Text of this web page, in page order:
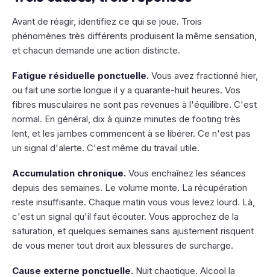
Avant de réagir, identifiez ce qui se joue. Trois
phénomènes très différents produisent la même sensation,
et chacun demande une action distincte.
Fatigue résiduelle ponctuelle. Vous avez fractionné hier,
ou fait une sortie longue il y a quarante-huit heures. Vos
fibres musculaires ne sont pas revenues à l'équilibre. C'est
normal. En général, dix à quinze minutes de footing très
lent, et les jambes commencent à se libérer. Ce n'est pas
un signal d'alerte. C'est même du travail utile.
Accumulation chronique. Vous enchaînez les séances
depuis des semaines. Le volume monte. La récupération
reste insuffisante. Chaque matin vous vous levez lourd. Là,
c'est un signal qu'il faut écouter. Vous approchez de la
saturation, et quelques semaines sans ajustement risquent
de vous mener tout droit aux blessures de surcharge.
Cause externe ponctuelle. Nuit chaotique. Alcool la